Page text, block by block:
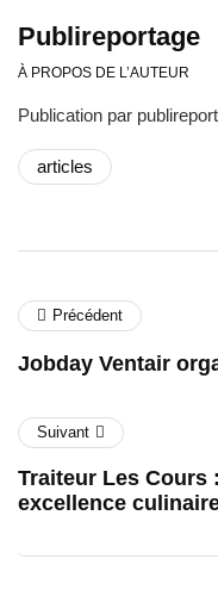
Publireportage
À PROPOS DE L’AUTEUR
Publication par
articles
Précédent
Jobday Ventair
Suivant
Traiteur Les
excellence